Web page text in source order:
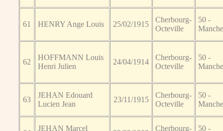
61 HENRY Ange Louis 25/02/1915
Cherbourg-
Octeville
50 -
Manche
62
HOFFMANN Louis
Henri Julien
24/04/1914
Cherbourg-
Octeville
50 -
Manche
63
JEHAN Edouard
Lucien Jean
23/11/1915
Cherbourg-
Octeville
50 -
Manche
JEHAN Marcel
Cherbourg-
50 -